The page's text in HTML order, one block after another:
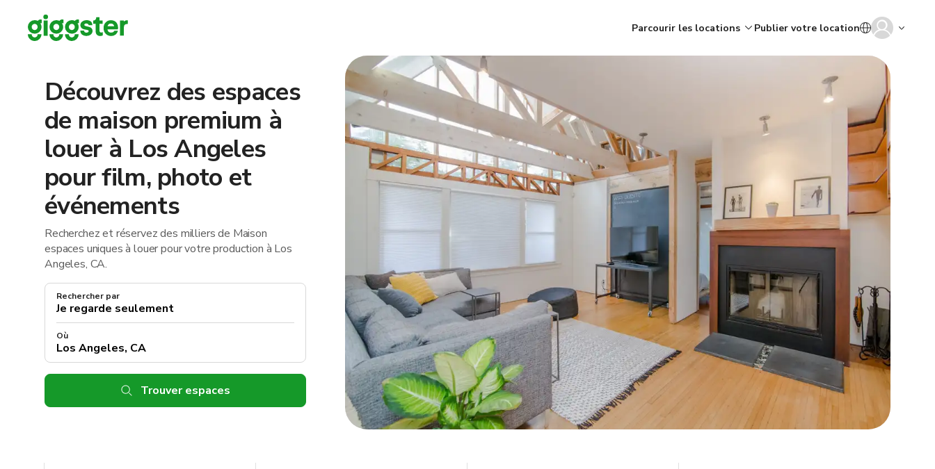
Parcourir les locations Publier votre location
Découvrez des espaces
de maison premium à
louer à Los Angeles
pour film, photo et
événements
Recherchez et réservez des milliers de Maison
espaces uniques à louer pour votre production à Los
Angeles, CA.
Rechercher par
Où
Trouver espaces